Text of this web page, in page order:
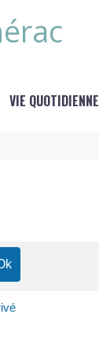
VIE QUOTIDIENNE